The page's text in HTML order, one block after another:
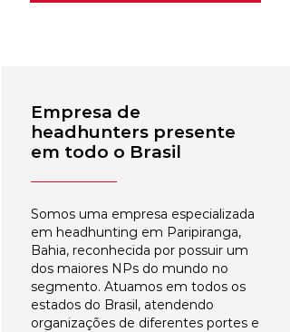
Empresa de
headhunters presente
em todo o Brasil
Somos uma empresa especializada
em headhunting em Paripiranga,
Bahia, reconhecida por possuir um
dos maiores NPs do mundo no
segmento. Atuamos em todos os
estados do Brasil, atendendo
organizações de diferentes portes e